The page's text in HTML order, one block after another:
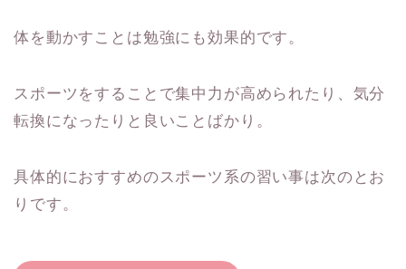
体を動かすことは勉強にも効果的です。
スポーツをすることで集中力が高められたり、気分
転換になったりと良いことばかり。
具体的におすすめのスポーツ系の習い事は次のとお
りです。